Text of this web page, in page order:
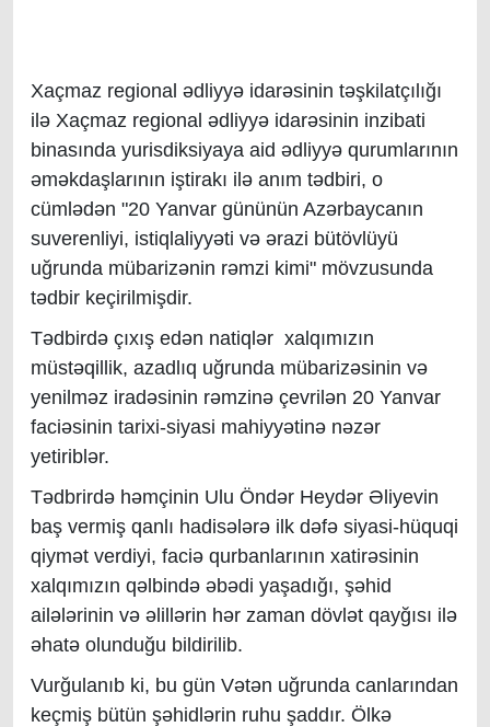
Xaçmaz regional ədliyyə idarəsinin təşkilatçılığı
ilə Xaçmaz regional ədliyyə idarəsinin inzibati
binasında yurisdiksiyaya aid ədliyyə qurumlarının
əməkdaşlarının iştirakı ilə anım tədbiri, o
cümlədən "20 Yanvar gününün Azərbaycanın
suverenliyi, istiqlaliyyəti və ərazi bütövlüyü
uğrunda mübarizənin rəmzi kimi" mövzusunda
tədbir keçirilmişdir.
Tədbirdə çıxış edən natiqlər xalqımızın
müstəqillik, azadlıq uğrunda mübarizəsinin və
yenilməz iradəsinin rəmzinə çevrilən 20 Yanvar
faciəsinin tarixi-siyasi mahiyyətinə nəzər
yetiriblər.
Tədbrirdə həmçinin Ulu Öndər Heydər Əliyevin
baş vermiş qanlı hadisələrə ilk dəfə siyasi-hüquqi
qiymət verdiyi, faciə qurbanlarının xatirəsinin
xalqımızın qəlbində əbədi yaşadığı, şəhid
ailələrinin və əlillərin hər zaman dövlət qayğısı ilə
əhatə olunduğu bildirilib.
Vurğulanıb ki, bu gün Vətən uğrunda canlarından
keçmiş bütün şəhidlərin ruhu şaddır. Ölkə